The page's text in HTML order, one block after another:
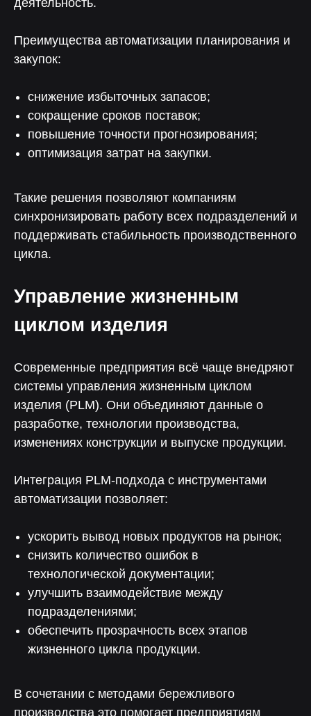
деятельность.
Преимущества автоматизации планирования и
закупок:
снижение избыточных запасов;
сокращение сроков поставок;
повышение точности прогнозирования;
оптимизация затрат на закупки.
Такие решения позволяют компаниям
синхронизировать работу всех подразделений и
поддерживать стабильность производственного
цикла.
Управление жизненным
циклом изделия
Современные предприятия всё чаще внедряют
системы управления жизненным циклом
изделия (PLM). Они объединяют данные о
разработке, технологии производства,
изменениях конструкции и выпуске продукции.
Интеграция PLM-подхода с инструментами
автоматизации позволяет:
ускорить вывод новых продуктов на рынок;
снизить количество ошибок в
технологической документации;
улучшить взаимодействие между
подразделениями;
обеспечить прозрачность всех этапов
жизненного цикла продукции.
В сочетании с методами бережливого
производства это помогает предприятиям
Менеджер
Чтобы помочь с интеграцией
технических вопросов